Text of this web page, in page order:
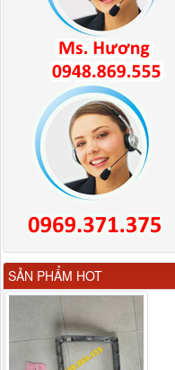
SẢN PHẨM HOT
M4610162101A0 Tapbi
cửa Thaco...
Gương chiếu hậu FAW
JH6 có sấy...